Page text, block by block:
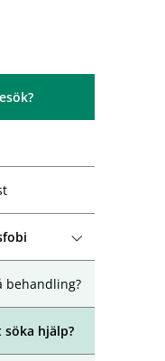
behandling?
hjälp?